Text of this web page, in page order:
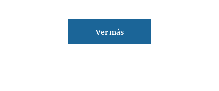
Ver más